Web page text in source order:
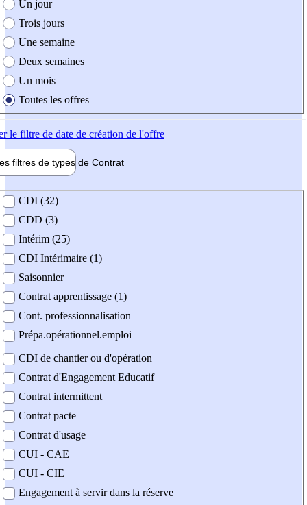
création de l'offre
Un jour
Trois jours
Une semaine
Deux semaines
Un mois
Toutes les offres
le filtre de date de création de l'offre
filtres de types de Contrat
contrat
CDI (32)
CDD (3)
Intérim (25)
CDI Intérimaire (1)
Saisonnier
Contrat apprentissage (1)
Cont. professionnalisation
Prépa.opérationnel.emploi
CDI de chantier ou d'opération
Contrat d'Engagement Educatif
Contrat intermittent
Contrat pacte
Contrat d'usage
CUI - CAE
CUI - CIE
Engagement à servir dans la réserve